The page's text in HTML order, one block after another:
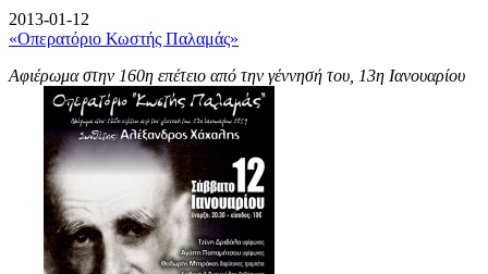
2013-01-12
«Οπερατόριο Κωστής Παλαμάς»
Αφιέρωμα στην 160η επέτειο από την γέννησή του, 13η Ιανουαρίου